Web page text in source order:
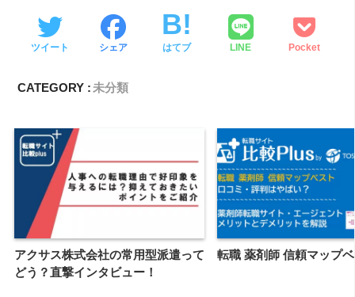
ツイート シェア はてブ LINE Pocket
CATEGORY :未分類
アクサス株式会社の常用型派遣って
どう？直撃インタビュー！
転職 薬剤師 信頼マップ